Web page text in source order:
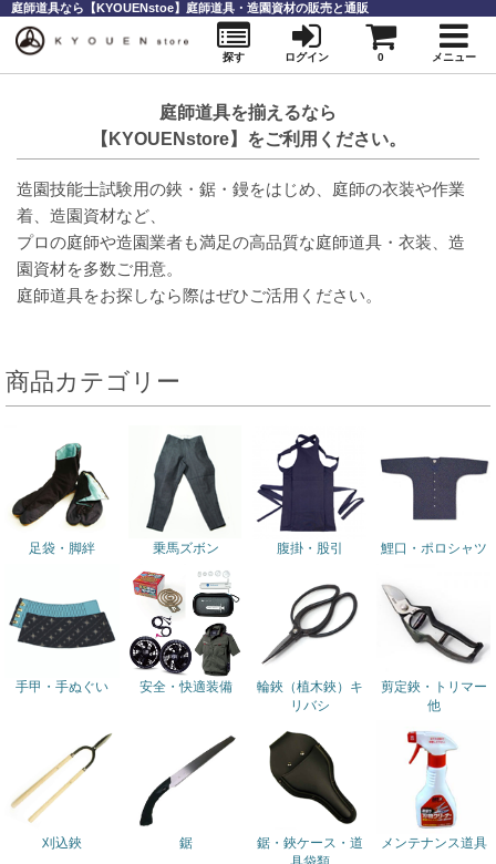
庭師道具を揃えるなら
【KYOUENstore】をご利用ください。
造園技能士試験用の鋏・鋸・鏝をはじめ、庭師の衣装や作業
着、造園資材など、
プロの庭師や造園業者も満足の高品質な庭師道具・衣装、造
園資材を多数ご用意。
庭師道具をお探しなら際はぜひご活用ください。
商品カテゴリー
足袋・脚絆 乗馬ズボン 腹掛・股引 鯉口・ポロシャツ
手甲・手ぬぐい 安全・快適装備 輪鋏 （植木鋏） キ
リバシ
剪定鋏・トリマー
他
刈込鋏 鋸
鋸・鋏ケース・道
メンテナンス道具
庭師道具なら【KYOUENstoe】庭師道具・造園資材の販売と通販
探す ログイン 0 メニュー